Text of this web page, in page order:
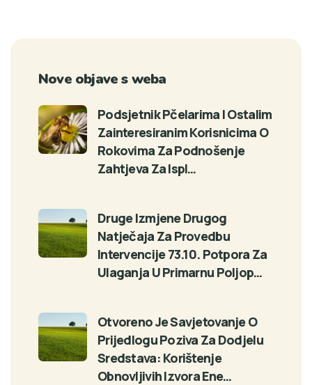
Nove objave s weba
Podsjetnik Pčelarima I Ostalim
Zainteresiranim Korisnicima O
Rokovima Za Podnošenje
Zahtjeva Za Ispl…
Druge Izmjene Drugog
Natječaja Za Provedbu
Intervencije 73.10. Potpora Za
Ulaganja U Primarnu Poljop…
Otvoreno Je Savjetovanje O
Prijedlogu Poziva Za Dodjelu
Sredstava: Korištenje
Obnovljivih Izvora Ene…